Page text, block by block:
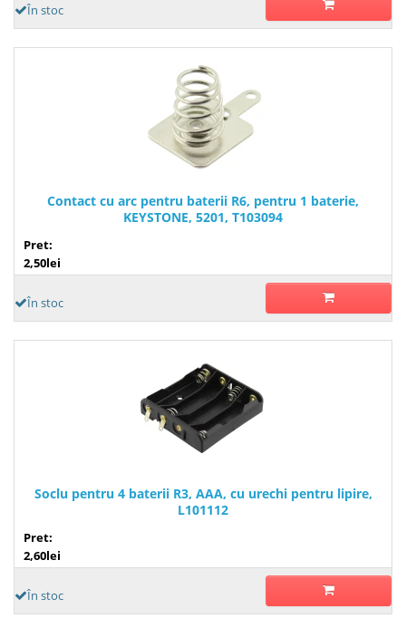
În stoc
Contact cu arc pentru baterii R6, pentru 1 baterie,
KEYSTONE, 5201, T103094
Pret:
2,50lei
În stoc
Soclu pentru 4 baterii R3, AAA, cu urechi pentru lipire,
L101112
Pret:
2,60lei
În stoc